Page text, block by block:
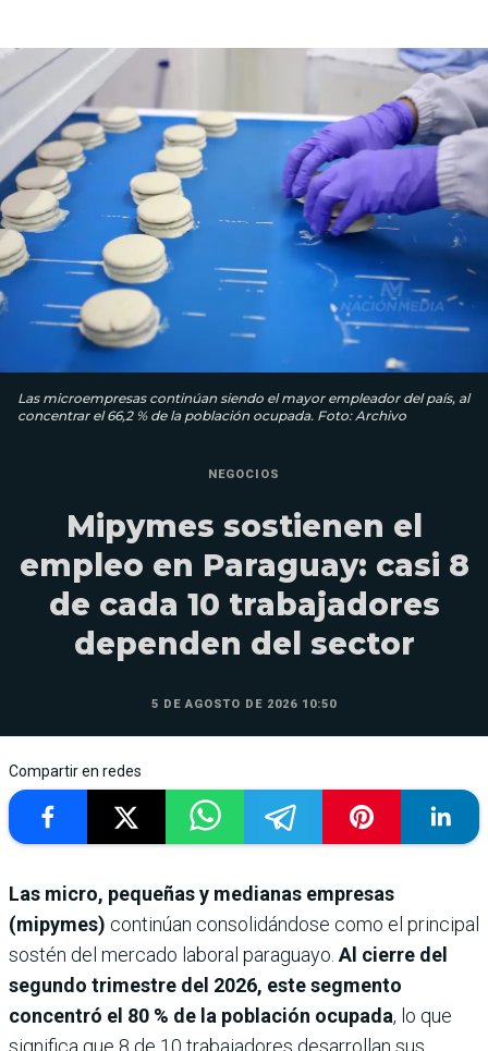
Las microempresas continúan siendo el mayor empleador del país, al
concentrar el 66,2 % de la población ocupada. Foto: Archivo
NEGOCIOS
Mipymes sostienen el
empleo en Paraguay: casi 8
de cada 10 trabajadores
dependen del sector
5 DE AGOSTO DE 2026 10:50
Compartir en redes
Las micro, pequeñas y medianas empresas
(mipymes) continúan consolidándose como el principal
sostén del mercado laboral paraguayo. Al cierre del
segundo trimestre del 2026, este segmento
concentró el 80 % de la población ocupada, lo que
significa que 8 de 10 trabajadores desarrollan sus